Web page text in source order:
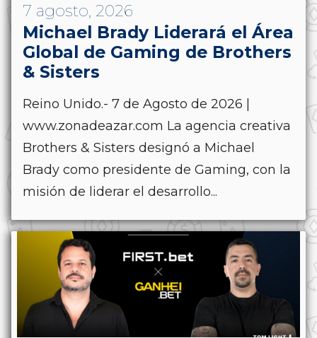
7 agosto, 2026
Michael Brady Liderará el Área
Global de Gaming de Brothers
& Sisters
Reino Unido.- 7 de Agosto de 2026 |
www.zonadeazar.com La agencia creativa
Brothers & Sisters designó a Michael
Brady como presidente de Gaming, con la
misión de liderar el desarrollo...